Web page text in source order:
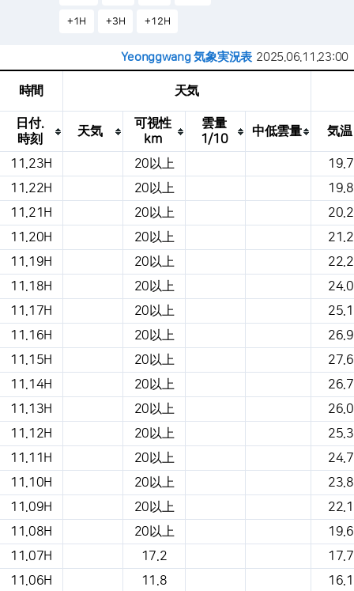
+1H +3H +12H
Yeonggwang 気象実況表 2025.06.11.23:00
これは、場所、天気、気温、降水量、風、
気圧などを示す気象条件テーブルです。
時間 天気
日付.
時刻
天気
可視性
km
雲量
1/10
中低雲量 気温
11.23H 20以上
19.7
11.22H
20以上
19.8
11.21H
20以上
20.2
11.20H
20以上
21.2
11.19H
20以上
22.2
11.18H
20以上
24.0
11.17H
20以上
25.1
11.16H
20以上
26.9
11.15H
20以上
27.6
11.14H
20以上
26.7
11.13H
20以上
26.0
11.12H
20以上
25.3
11.11H
20以上
24.7
11.10H
20以上
23.8
11.09H
20以上
22.1
11.08H
20以上
19.6
11.07H
17.2
17.7
11.06H
11.8
16.1